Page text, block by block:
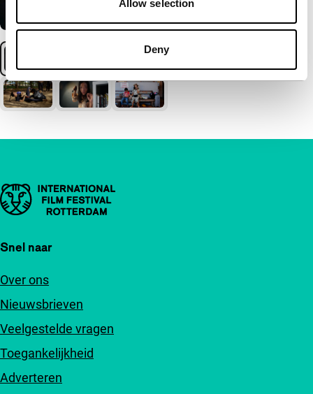
Allow selection
Deny
Belangrijke links
Snel naar
Over ons
Nieuwsbrieven
Veelgestelde vragen
Toegankelijkheid
Adverteren